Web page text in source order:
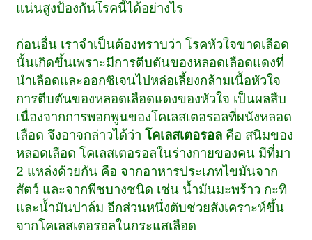
แน่นสูงป้องกันโรคนี้ได้อย่างไร
ก่อนอื่น เราจำเป็นต้องทราบว่า โรคหัวใจขาดเลือด
นั้นเกิดขึ้นเพราะมีการตีบตันของหลอดเลือดแดงที่
นำเลือดและออกซิเจนไปหล่อเลี้ยงกล้ามเนื้อหัวใจ
การตีบตันของหลอดเลือดแดงของหัวใจ เป็นผลสืบ
เนื่องจากการพอกพูนของโคเลสเตอรอลที่ผนังหลอด
เลือด จึงอาจกล่าวได้ว่าโคเลสเตอรอล คือ สนิมของ
หลอดเลือด โคเลสเตอรอลในร่างกายของคน มีที่มา
2 แหล่งด้วยกัน คือ จากอาหารประเภทไขมันจาก
สัตว์ และจากพืชบางชนิด เช่น น้ำมันมะพร้าว กะทิ
และน้ำมันปาล์ม อีกส่วนหนึ่งตับช่วยสังเคราะห์ขึ้น
จากโคเลสเตอรอลในกระแสเลือด